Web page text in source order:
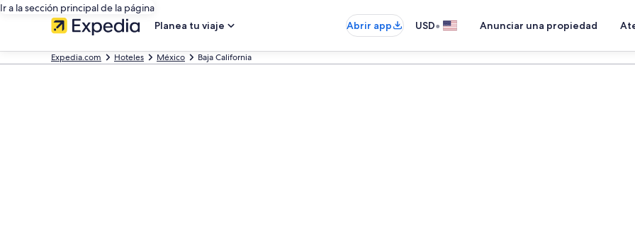
Ir a la sección principal de la página
Planea tu viaje
Abrir app USD• Anunciar una propiedad
Expedia.com Hoteles México Baja California